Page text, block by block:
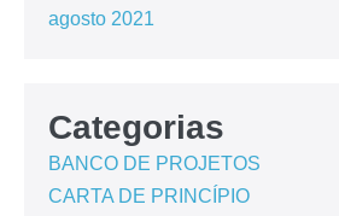
agosto 2021
Categorias
BANCO DE PROJETOS
CARTA DE PRINCÍPIO